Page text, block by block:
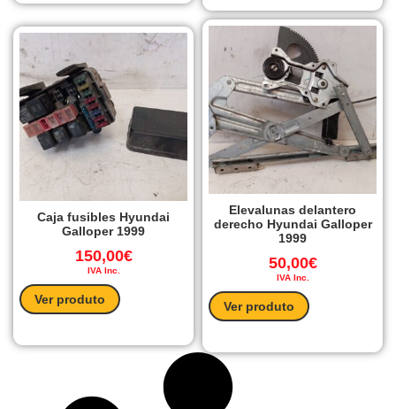
Caja fusibles Hyundai
Galloper 1999
150,00€
IVA Inc.
Ver produto
Elevalunas delantero
derecho Hyundai Galloper
1999
50,00€
IVA Inc.
Ver produto